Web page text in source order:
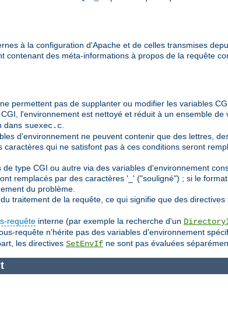
à la configuration d'Apache et de celles transmises
contenant des méta-informations à propos de la requête
permettent pas de supplanter ou modifier les variables
l'environnement est nettoyé et réduit à un ensemble de
dans suexec.c
d'environnement ne peuvent contenir que des lettres,
qui ne satisfont pas à ces conditions seront
type CGI ou autre via des variables d'environnement
remplacés par des caractères '_' ("souligné") ; si le
du problème.
traitement de la requête, ce qui signifie que des directives
requête interne (par exemple la recherche d'un
requête n'hérite pas des variables d'environnement
les directives SetEnvIf ne sont pas évaluées